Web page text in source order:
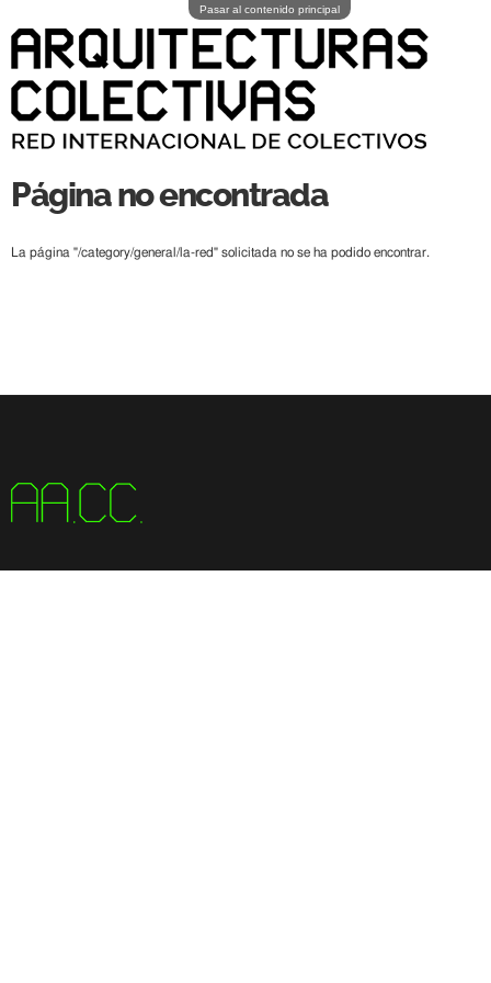
Pasar al contenido principal
Página no encontrada
La página "/category/general/la-red" solicitada no se ha podido encontrar.